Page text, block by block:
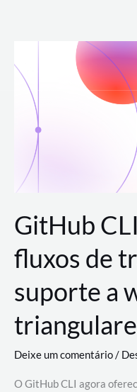
para
conteúdo
GitHub
fluxos de
suporte a
Deixe um comentário/
O GitHub CLI agora